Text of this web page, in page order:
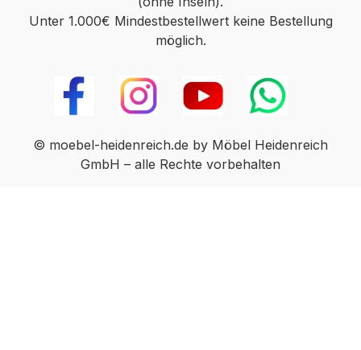
und nicht mehr original verpackt sind.
Hierbei könnte es zu transportbedingten
Beschädigungen kommen. In diesen Fällen
zurücknehmen und nicht austauschen. Der
Verkauf erfolgt unter Ausschluss jeglicher
Arglist und Vorsatz sowie auf Schaden­
ersatz wegen Körperverletzungen sowie
Unter 1.000€ Mindestbestellwert keine Bestellung
möglich.
© moebel-heidenreich.de by Möbel Heidenreich
GmbH – alle Rechte vorbehalten